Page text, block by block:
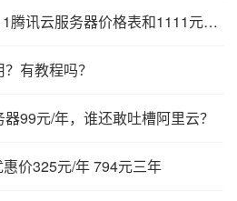
腾讯云优惠：2023双11腾讯云服务器价格表和1111元代金券领取！
有教程吗？
99元/年，谁还敢吐槽阿里云？
价325元/年 794元三年